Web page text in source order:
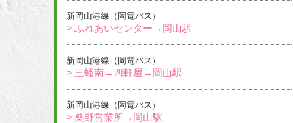
新岡山港線（岡電バス）
> ふれあいセンター→岡山駅
新岡山港線（岡電バス）
> 三蟠南→四軒屋→岡山駅
新岡山港線（岡電バス）
> 桑野営業所→岡山駅